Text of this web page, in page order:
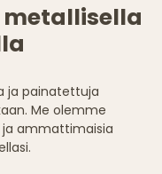
metallisella
ja painatettuja
Me olemme
ammattimaisia